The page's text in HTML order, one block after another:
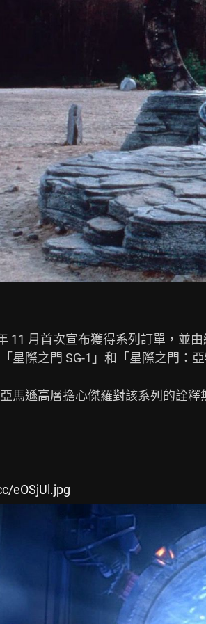
11 月首次宣布獲得系列訂單，並
星際之門 SG-1」和「星際之門：
馬遜高層擔心傑羅對該系列的詮
eOSjUl.jpg